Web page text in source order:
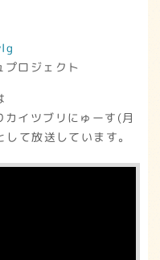
ロジェクト
イツブリにゅーす(月
て放送しています。